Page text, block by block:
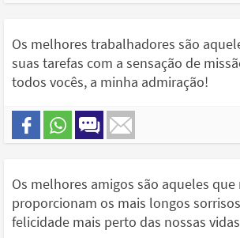
Os melhores trabalhadores são
suas tarefas com a sensação de
todos vocês, a minha admiração!
Os melhores amigos são aqueles que
proporcionam os mais longos
felicidade mais perto das nossas